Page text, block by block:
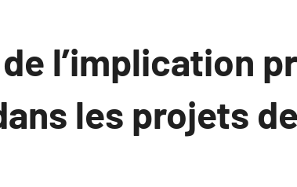
l’implication
les projets de